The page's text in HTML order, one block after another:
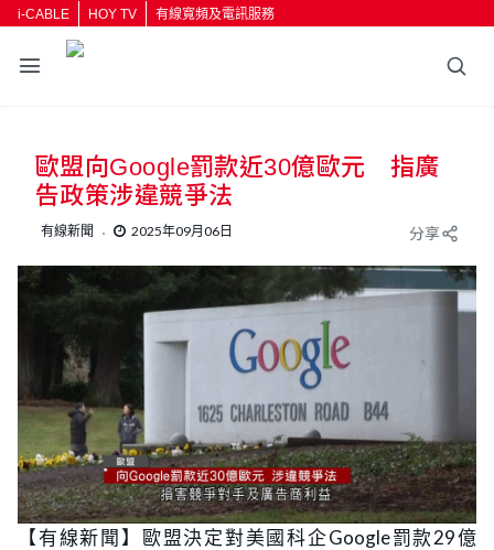
i-CABLE HOY TV 有線寬頻及電訊服務
按輸入鍵開始搜尋
歐盟向Google罰款近30億歐元 指廣
告政策涉違競爭法
有線新聞 2025年09月06日 分享
【有線新聞】歐盟決定對美國科企Google罰款29億